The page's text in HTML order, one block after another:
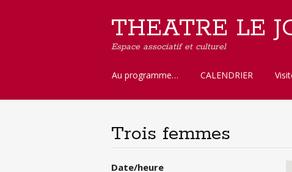
THEATRE LE
Espace associatif et culturel
Aller
contenu
Au programme… CALENDRIER
Trois femmes
Date/heure